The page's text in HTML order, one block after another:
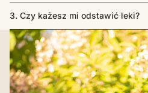
3. Czy każesz mi odstawić leki?